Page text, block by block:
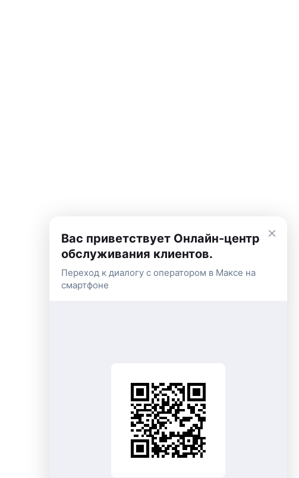
×
Вас приветствует Онлайн-центр
обслуживания клиентов.
Переход к диалогу с оператором в Максе на
смартфоне